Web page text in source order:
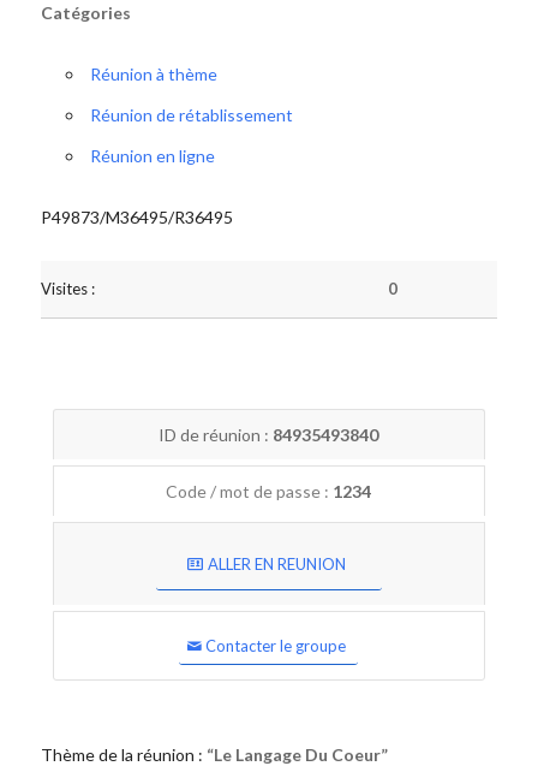
Catégories
Réunion à thème
Réunion de rétablissement
Réunion en ligne
P49873/M36495/R36495
Visites : 0
ID de réunion : 84935493840
Code / mot de passe : 1234
ALLER EN REUNION
Contacter le groupe
Thème de la réunion : “Le Langage Du Coeur”